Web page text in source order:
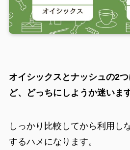
オイシックスとナッシュの2
ど、どっちにしようか迷いま
しっかり比較してから利用し
するハメになります。